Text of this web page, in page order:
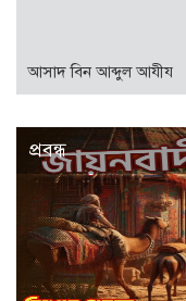
আসাদ বিন আব্দুল আযীয
প্রবন্ধ